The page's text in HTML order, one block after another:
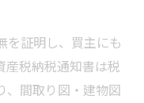
を証明し、買主にも
産税納税通知書は税
、間取り図・建物図